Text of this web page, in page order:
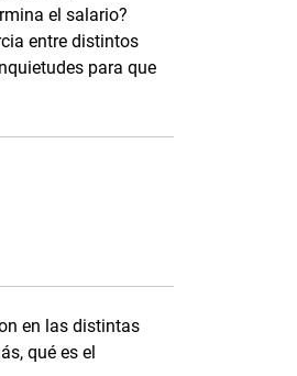
el salario?
entre distintos
para que
en las distintas
qué es el